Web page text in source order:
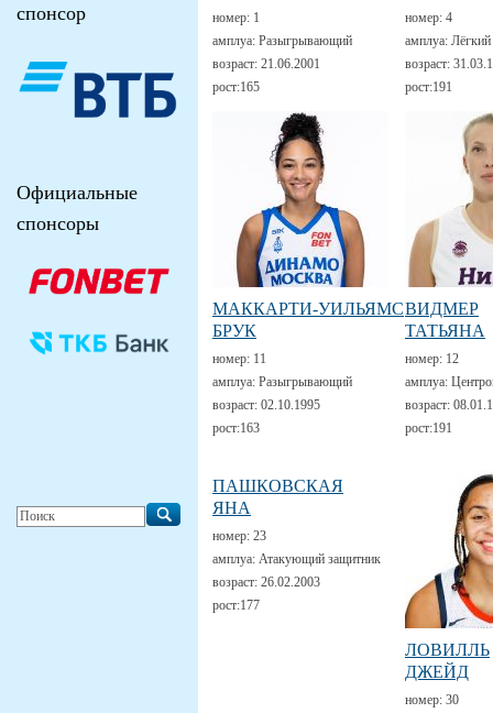
номер: 1
амплуа: Разыгрывающий
возраст: 21.06.2001
рост:165
номер: 4
амплуа:
возраст:
рост:191
МАККАРТИ-УИЛЬЯМС
БРУК
номер: 11
амплуа: Разыгрывающий
возраст: 02.10.1995
рост:163
ВИДМЕР
ТАТЬЯНА
номер: 12
амплуа:
возраст:
рост:191
ПАШКОВСКАЯ
ЯНА
номер: 23
амплуа: Атакующий защитник
возраст: 26.02.2003
рост:177
ЛОВИЛЛЬ
ДЖЕЙД
номер: 30
спонсор
Официальные
спонсоры